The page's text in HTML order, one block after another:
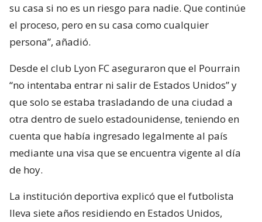
su casa si no es un riesgo para nadie. Que continúe
el proceso, pero en su casa como cualquier
persona”, añadió.
Desde el club Lyon FC aseguraron que el Pourrain
“no intentaba entrar ni salir de Estados Unidos” y
que solo se estaba trasladando de una ciudad a
otra dentro de suelo estadounidense, teniendo en
cuenta que había ingresado legalmente al país
mediante una visa que se encuentra vigente al día
de hoy.
La institución deportiva explicó que el futbolista
lleva siete años residiendo en Estados Unidos,